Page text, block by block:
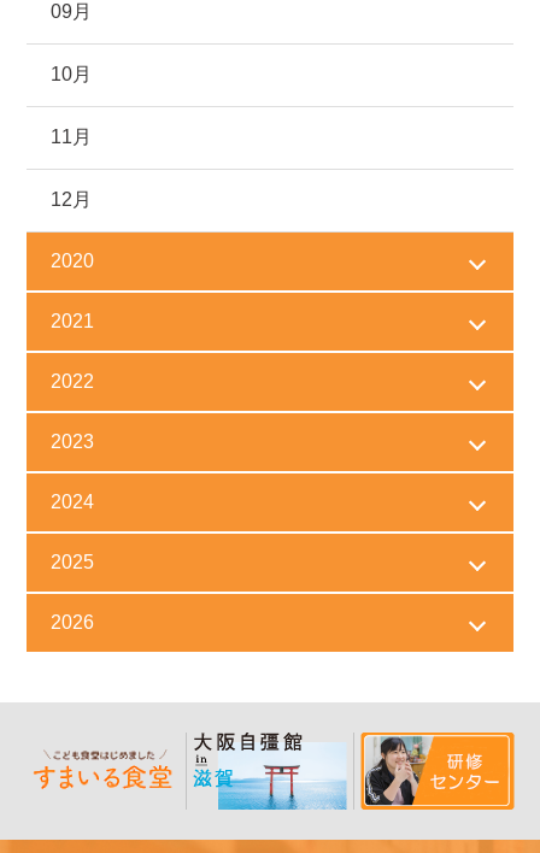
09月
10月
11月
12月
2020
2021
2022
2023
2024
2025
2026